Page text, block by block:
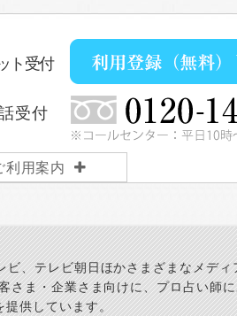
ト受付
受付
利用案内
ビ、テレビ朝日ほかさまざまなメデ
さま・企業さま向けに、プロ占い師
供しています。